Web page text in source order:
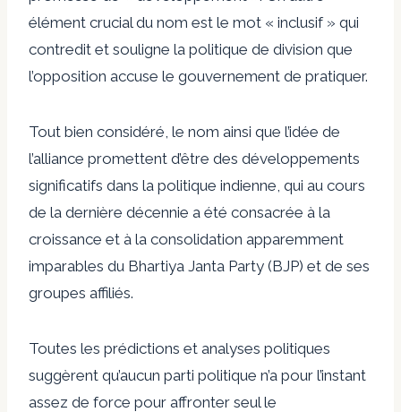
élément crucial du nom est le mot « inclusif » qui
contredit et souligne la politique de division que
l’opposition accuse le gouvernement de pratiquer.
Tout bien considéré, le nom ainsi que l’idée de
l’alliance promettent d’être des développements
significatifs dans la politique indienne, qui au cours
de la dernière décennie a été consacrée à la
croissance et à la consolidation apparemment
imparables du Bhartiya Janta Party (BJP) et de ses
groupes affiliés.
Toutes les prédictions et analyses politiques
suggèrent qu’aucun parti politique n’a pour l’instant
assez de force pour affronter seul le